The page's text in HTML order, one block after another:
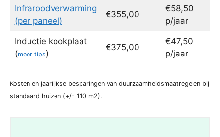
Infraroodverwarming
(per paneel)
€355,00
€58,50
p/jaar
Inductie kookplaat
(meer tips)
€375,00
€47,50
p/jaar
Kosten en jaarlijkse besparingen van duurzaamheidsmaatregelen bij
standaard huizen (+/- 110 m2).